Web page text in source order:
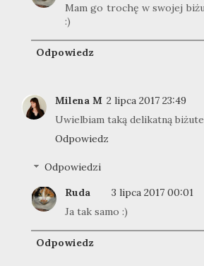
Mam go trochę w swojej
:)
Odpowiedz
Milena M 2 lipca 2017 23:49
Uwielbiam taką delikatną
Odpowiedz
Odpowiedzi
Ruda
3 lipca 2017 00:01
Ja tak samo :)
Odpowiedz